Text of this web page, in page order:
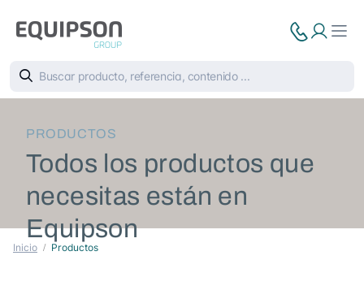
PRODUCTOS
Todos los productos que
necesitas están en
Equipson
Inicio Productos